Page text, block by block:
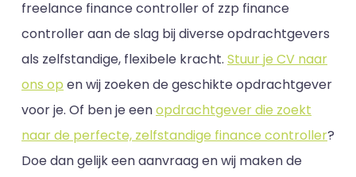
freelance finance controller of zzp finance
controller aan de slag bij diverse opdrachtgevers
als zelfstandige, flexibele kracht. Stuur je CV naar
ons op en wij zoeken de geschikte opdrachtgever
voor je. Of ben je eenopdrachtgever die zoekt
naar de perfecte, zelfstandige finance controller?
Doe dan gelijk een aanvraag en wij maken de